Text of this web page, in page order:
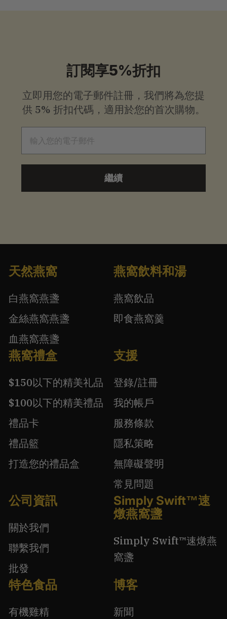
訂閱享5%折扣
立即用您的電子郵件註冊，我們將為您提
供 5% 折扣代碼，適用於您的首次購物。
繼續
天然燕窩
白燕窩燕盞
金絲燕窩燕盞
血燕窩燕盞
燕窩飲料和湯
燕窩飲品
即食燕窩羹
燕窩禮盒
$150以下的精美礼品
$100以下的精美禮品
禮品卡
禮品籃
打造您的禮品盒
支援
登錄/註冊
我的帳戶
服務條款
隱私策略
無障礙聲明
常見問題
公司資訊
關於我們
聯繫我們
批發
Simply Swift™速
燉燕窩盞
Simply Swift™速燉燕
窩盞
特色食品
有機雞精
博客
新聞